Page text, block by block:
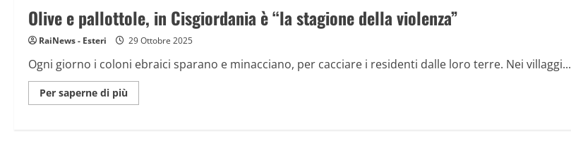
vuole
Olive e pallottole, in Cisgiordania è “la stagione della violenza”
RaiNews - Esteri 29 Ottobre 2025
Ogni giorno i coloni ebraici sparano e minacciano, per cacciare i residenti dalle loro terre. Nei villaggi...
Per saperne di più
informazioni